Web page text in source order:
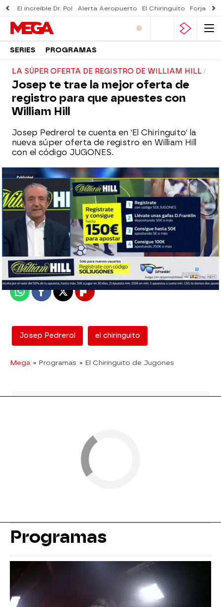
El increíble Dr. Pol Alerta Aeropuerto El Chiringuito Forjado
SERIES PROGRAMAS
LA SÚPER OFERTA DE REGISTRO DE WILLIAM HILL
Josep te trae la mejor oferta de
registro para que apuestes con
William Hill
Josep Pedrerol te cuenta en 'El Chiringuito' la
nueva súper oferta de registro en William Hill
con el código JUGONES.
mega
Madrid
Publicado: 01 de junio de 2018, 00:52
WhatsappFacebook
X Flipboard
Josep Pedrerol el chiringuito
Mega » Programas » El Chiringuito de Jugones
Programas